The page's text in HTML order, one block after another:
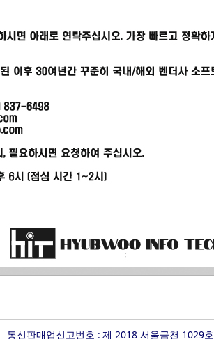
통신판매업신고번호 : 제 2018 서울금천 1029호